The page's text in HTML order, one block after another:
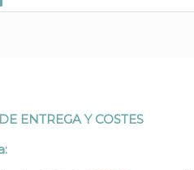
ENTREGA Y COSTES